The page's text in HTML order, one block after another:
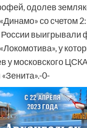
одолев
со счетом
России выигрывали
у
у московского
0-